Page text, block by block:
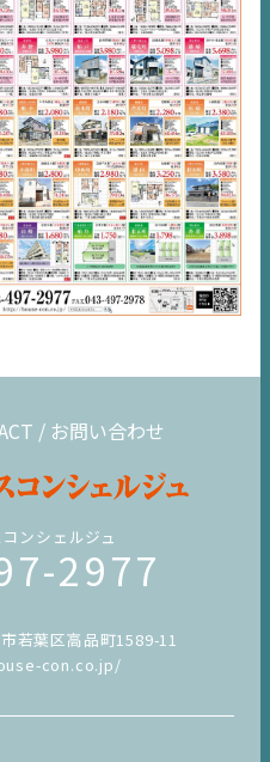
括査定
ム
/ お問い合わせ
ンシェルジュ
2977
若葉区高品町1589-11
con.co.jp/